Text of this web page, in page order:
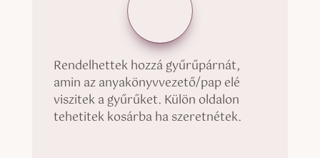
Rendelhettek hozzá gyűrűpárnát,
amin az anyakönyvvezető/pap elé
viszitek a gyűrűket. Külön oldalon
tehetitek kosárba ha szeretnétek.